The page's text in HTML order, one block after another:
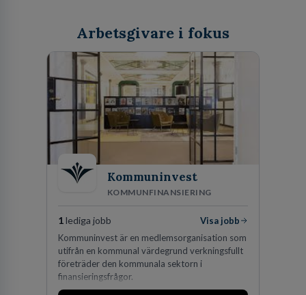
Arbetsgivare i fokus
Kommuninvest
KOMMUNFINANSIERING
1lediga jobb
Visa jobb
Kommuninvest är en medlemsorganisation som
utifrån en kommunal värdegrund verkningsfullt
företräder den kommunala sektorn i
finansieringsfrågor.